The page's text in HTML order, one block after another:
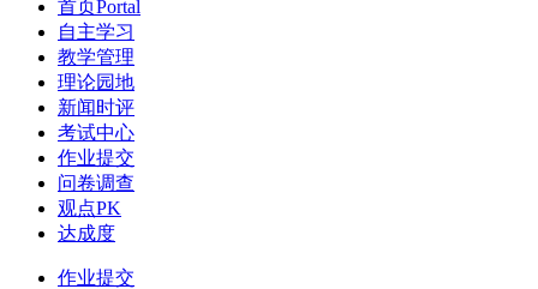
首页Portal
自主学习
教学管理
理论园地
新闻时评
考试中心
作业提交
问卷调查
观点PK
达成度
作业提交